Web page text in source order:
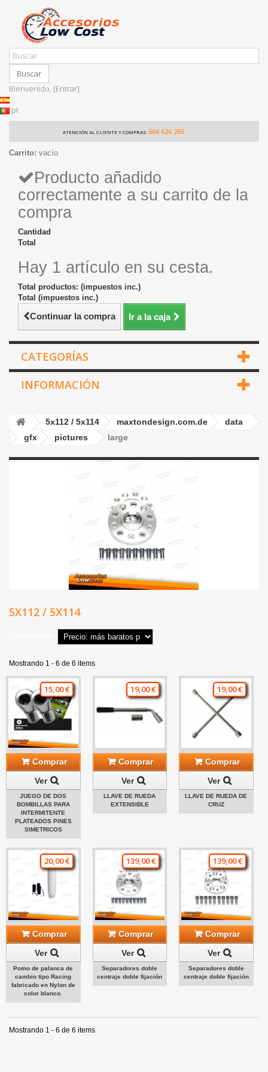
Buscar
Bienvenido, [Entrar]
pt
ATENCIÓN AL CLIENTE Y COMPRAS: 666 626 265
Carrito: vacío
Producto añadido
correctamente a su carrito de la
compra
Cantidad
Total
Hay 1 artículo en su cesta.
Total productos: (impuestos inc.)
Total (impuestos inc.)
Continuar la compra Ir a la caja
CATEGORÍAS
INFORMACIÓN
5x112 / 5x114 maxtondesign.com.de
data
gfx
pictures large
5X112 / 5X114
Mostrando 1 - 6 de 6 items
15,00 €
Comprar
Ver
JUEGO DE DOS
BOMBILLAS PARA
INTERMITENTE
PLATEADOS PINES
SIMETRICOS
19,00 €
Comprar
Ver
LLAVE DE RUEDA
EXTENSIBLE
19,00 €
Comprar
Ver
LLAVE DE RUEDA DE
CRUZ
20,00 €
Comprar
Ver
Pomo de palanca de
cambio tipo Racing
fabricado en Nylon de
color blanco.
139,00 €
Comprar
Ver
Separadores doble
centraje doble fijación
139,00 €
Comprar
Ver
Separadores doble
centraje doble fijación
Mostrando 1 - 6 de 6 items